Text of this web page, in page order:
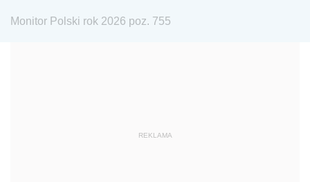
1987 1986
1971
Monitor Polski rok 2026 poz. 755
REKLAMA